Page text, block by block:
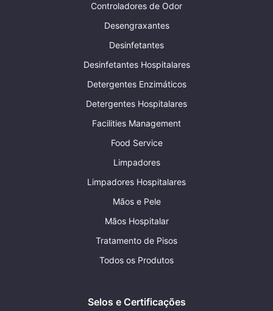
Controladores de Odor
Desengraxantes
Desinfetantes
Desinfetantes Hospitalares
Detergentes Enzimáticos
Detergentes Hospitalares
Facilities Management
Food Service
Limpadores
Limpadores Hospitalares
Mãos e Pele
Mãos Hospitalar
Tratamento de Pisos
Todos os Produtos
Selos e Certificações